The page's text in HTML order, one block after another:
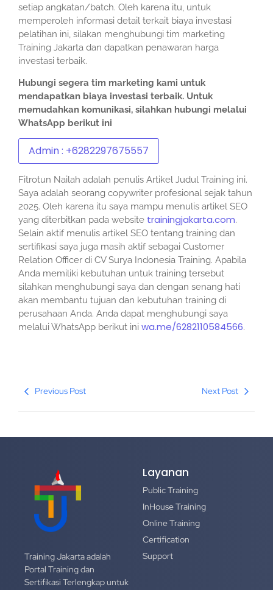
setiap angkatan/batch. Oleh karena itu, untuk
memperoleh informasi detail terkait biaya investasi
pelatihan ini, silakan menghubungi tim marketing
Training Jakarta dan dapatkan penawaran harga
investasi terbaik.
Hubungi segera tim marketing kami untuk
mendapatkan biaya investasi terbaik. Untuk
memudahkan komunikasi, silahkan hubungi melalui
WhatsApp berikut ini
Admin : +6282297675557
Fitrotun Nailah adalah penulis Artikel Judul Training ini.
Saya adalah seorang copywriter profesional sejak tahun
2025. Oleh karena itu saya mampu menulis artikel SEO
yang diterbitkan pada website trainingjakarta.com.
Selain aktif menulis artikel SEO tentang training dan
sertifikasi saya juga masih aktif sebagai Customer
Relation Officer di CV Surya Indonesia Training. Apabila
Anda memiliki kebutuhan untuk training tersebut
silahkan menghubungi saya dan dengan senang hati
akan membantu tujuan dan kebutuhan training di
perusahaan Anda. Anda dapat menghubungi saya
melalui WhatsApp berikut ini wa.me/6282110584566.
Previous Post Next Post
Training Jakarta adalah
Portal Training dan
Sertifikasi Terlengkap untuk
Layanan
Public Training
InHouse Training
Online Training
Certification
Support